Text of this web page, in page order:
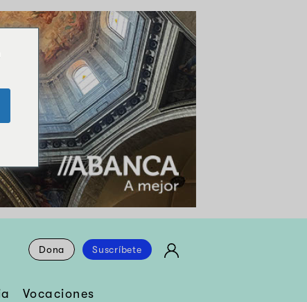
Dona Suscríbete
Vocaciones